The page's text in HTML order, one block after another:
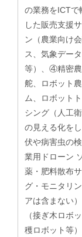
の業務をICTで
した販売支援
ン（農業向け
ス、気象デー
等）、④精密
舵、ロボット
ム、ロボット
シング（人工
の見える化を
伏や病害虫の
業用ドローン
薬・肥料散布
グ・モニタリ
アは含まない
（接ぎ木ロボ
穫ロボット等